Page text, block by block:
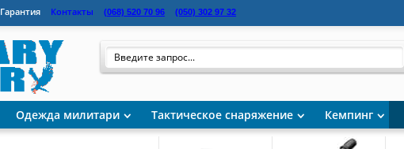
Гарантия Контакты (068) 520 70 96 (050) 302 97 32
Одежда милитари Тактическое снаряжение Кемпинг